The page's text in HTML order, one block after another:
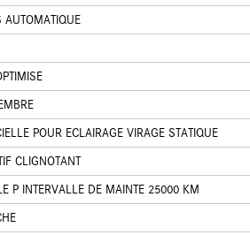
AUTOMATIQUE
POUR ECLAIRAGE VIRAGE STATIQUE
CLIGNOTANT
P INTERVALLE DE MAINTE 25000 KM